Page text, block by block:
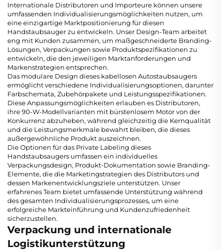
Internationale Distributoren und Importeure können unsere
umfassenden Individualisierungsmöglichkeiten nutzen, um
eine einzigartige Marktpositionierung für diesen
Handstaubsauger zu entwickeln. Unser Design-Team arbeitet
eng mit Kunden zusammen, um maßgeschneiderte Branding-
Lösungen, Verpackungen sowie Produktspezifikationen zu
entwickeln, die den jeweiligen Marktanforderungen und
Markenstrategien entsprechen.
Das modulare Design dieses kabellosen Autostaubsaugers
ermöglicht verschiedene Individualisierungsoptionen, darunter
Farbschemata, Zubehörpakete und Leistungsspezifikationen.
Diese Anpassungsmöglichkeiten erlauben es Distributoren,
ihre 90-W-Modellvarianten mit bürstenlosem Motor von der
Konkurrenz abzuheben, während gleichzeitig die Kernqualität
und die Leistungsmerkmale bewahrt bleiben, die dieses
außergewöhnliche Produkt auszeichnen.
Die Optionen für das Private Labeling dieses
Handstaubsaugers umfassen ein individuelles
Verpackungsdesign, Produkt-Dokumentation sowie Branding-
Elemente, die die Marketingstrategien des Distributors und
dessen Markenentwicklungsziele unterstützen. Unser
erfahrenes Team bietet umfassende Unterstützung während
des gesamten Individualisierungsprozesses, um eine
erfolgreiche Markteinführung und Kundenzufriedenheit
sicherzustellen.
Verpackung und internationale
Logistikunterstützung